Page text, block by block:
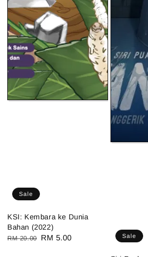
Sale
KSI: Kembara ke Dunia
Bahan (2022)
Regular
RM 20.00
Sale
RM 5.00 Sale